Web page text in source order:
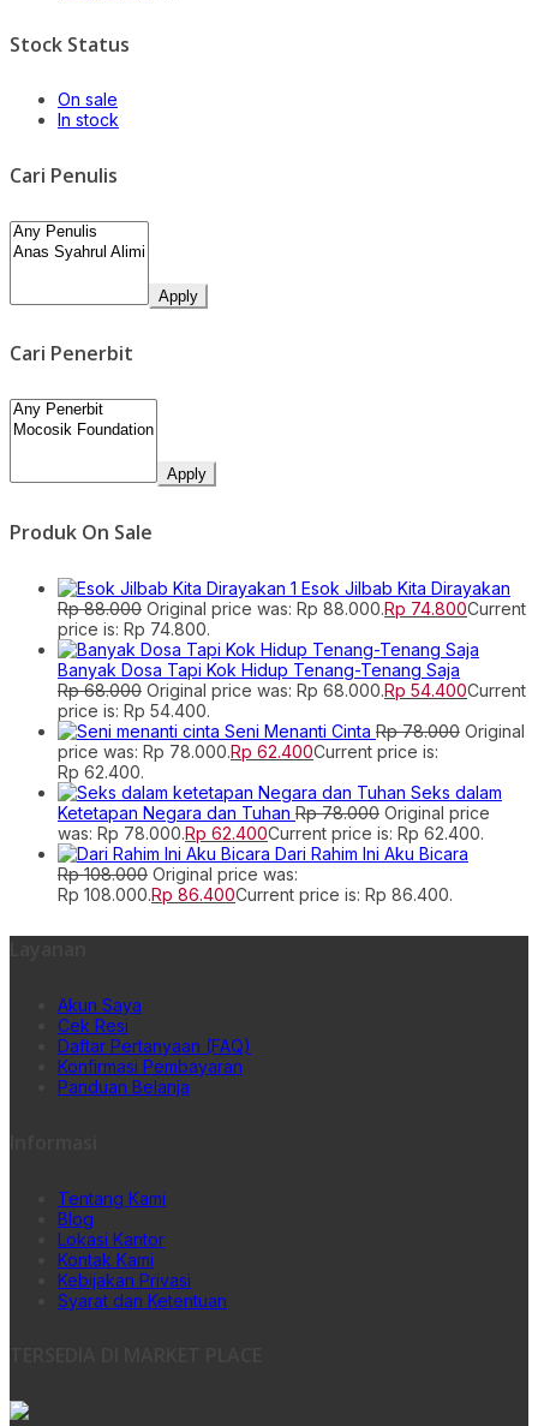
Stock Status
On sale
In stock
Cari Penulis
Apply
Cari Penerbit
Apply
Produk On Sale
Esok Jilbab Kita Dirayakan
Rp88.000 Original price was: Rp 88.000.Rp 74.800Current
price is: Rp 74.800.
Banyak Dosa Tapi Kok Hidup Tenang-Tenang Saja
Rp68.000 Original price was: Rp 68.000.Rp 54.400Current
price is: Rp 54.400.
Seni Menanti Cinta Rp78.000 Original
price was: Rp 78.000.Rp 62.400Current price is:
Rp 62.400.
Seks dalam
Ketetapan Negara dan Tuhan Rp78.000 Original price
was: Rp 78.000.Rp 62.400Current price is: Rp 62.400.
Dari Rahim Ini Aku Bicara
Rp108.000 Original price was:
Rp 108.000.Rp 86.400Current price is: Rp 86.400.
Akun Saya
Cek Resi
Daftar Pertanyaan (FAQ)
Konfirmasi Pembayaran
Panduan Belanja
Tentang Kami
Blog
Lokasi Kantor
Kontak Kami
Kebijakan Privasi
Syarat dan Ketentuan